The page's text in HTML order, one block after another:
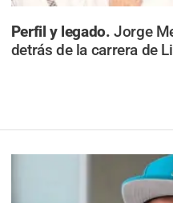
Perfil y legado.Jorge
detrás de la carrera de